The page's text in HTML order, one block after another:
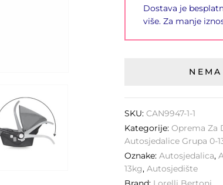
Dostava je
više. Za manje
SKU:CAN9947-1-1
Kategorije:Oprema Za
Autosjedalice Grupa 0-
Oznake:Autosjedalica,
13kg,Autosjedište